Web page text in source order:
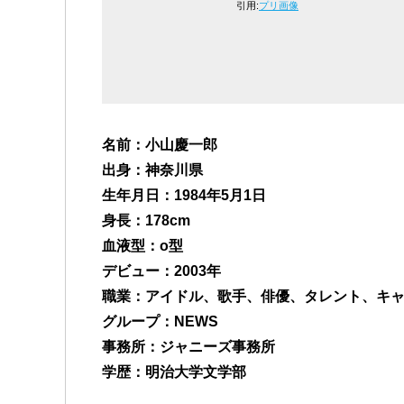
引用:プリ画像
名前：小山慶一郎
出身：神奈川県
生年月日：1984年5月1日
身長：178cm
血液型：o型
デビュー：2003年
職業：アイドル、歌手、俳優、タレント、キ
グループ：NEWS
事務所：ジャニーズ事務所
学歴：明治大学文学部